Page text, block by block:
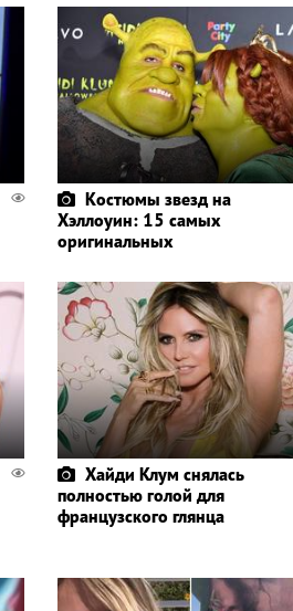
Костюмы звезд на
Хэллоуин: 15 самых
оригинальных
Хайди Клум снялась
полностью голой для
французского глянца